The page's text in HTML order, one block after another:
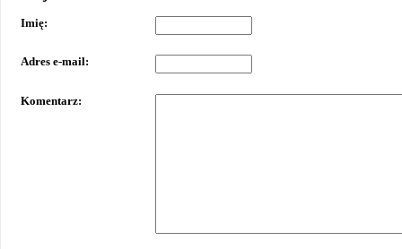
Imię:
Adres e-mail:
Komentarz: